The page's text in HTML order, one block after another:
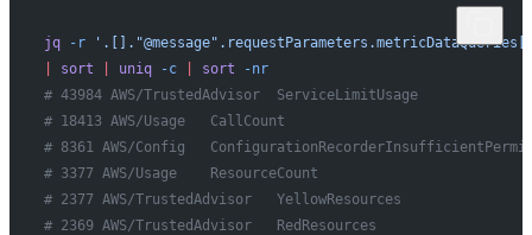
jq -r
sort uniq -c | sort -nr
# 43984 AWS/TrustedAdvisor  ServiceLimitUsage
# 18413 AWS/Usage   CallCount
# 8361 AWS/Config
# 3377 AWS/Usage    ResourceCount
# 2377 AWS/TrustedAdvisor   YellowResources
# 2369 AWS/TrustedAdvisor   RedResources